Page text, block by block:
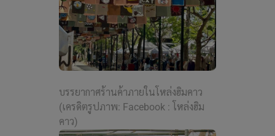
บรรยากาศร้านค้าภายในโหล่งฮิมคาว
(เครดิตรูปภาพ: Facebook : โหล่งฮิม
คาว)